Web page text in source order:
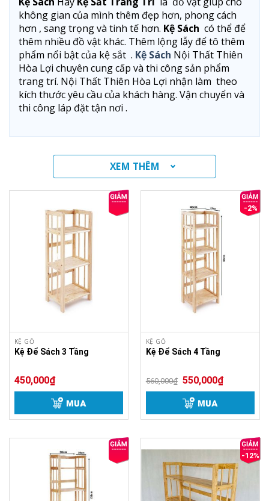
không gian của mình thêm đẹp hơn, phong cách
hơn , sang trọng và tinh tế hơn. Kệ Sách có thể để
thêm nhiều đồ vật khác. Thêm lộng lẫy để tô thêm
phẩm nổi bật của kệ sắt . Kệ Sách Nội Thất Thiên
Hòa Lợi chuyên cung cấp và thi công sản phẩm
trang trí. Nội Thất Thiên Hòa Lợi nhận làm theo
kích thước yêu cầu của khách hàng. Vận chuyển và
thi công láp đặt tận nơi .
XEM THÊM
KỆ GỖ
Kệ Để Sách 3 Tầng
450,000₫
MUA
-2%
KỆ GỖ
Kệ Để Sách 4 Tầng
560,000₫ 550,000₫
MUA
-12%